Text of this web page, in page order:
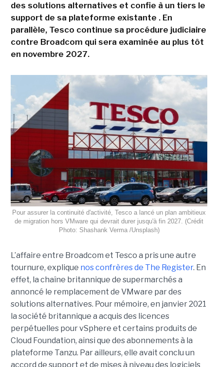
des solutions alternatives et confie à un tiers le
support de sa plateforme existante . En
parallèle, Tesco continue sa procédure judiciaire
contre Broadcom qui sera examinée au plus tôt
en novembre 2027.
Pour assurer la continuité d'activité, Tesco a lancé un plan ambitieux
de migration hors VMware qui devrait durer jusqu'à fin 2027. (Crédit
Photo: Shashank Verma /Unsplash)
L’affaire entre Broadcom et Tesco a pris une autre
tournure, explique nos confrères de The Register. En
effet, la chaîne britannique de supermarchés a
annoncé le remplacement de VMware par des
solutions alternatives. Pour mémoire, en janvier 2021
la société britannique a acquis des licences
perpétuelles pour vSphere et certains produits de
Cloud Foundation, ainsi que des abonnements à la
plateforme Tanzu. Par ailleurs, elle avait conclu un
accord de support et de mises à niveau des logiciels